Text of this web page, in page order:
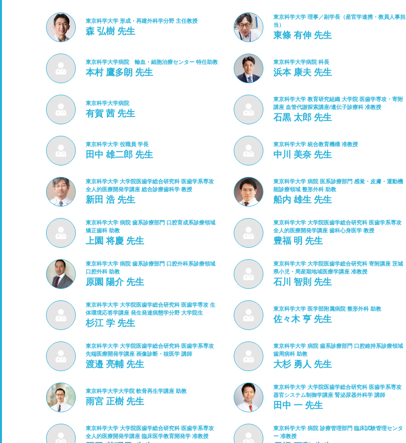
東京科学大学 形成・再建外科学分野 主任教授
森 弘樹 先生
東京科学大学 理事／副学長（産官学連携・教員人事担
当）
東條 有伸 先生
東京科学大学病院 輸血・細胞治療センター 特任助教
本村 鷹多朗 先生
東京科学大学病院 科長
浜本 康夫 先生
東京科学大学病院
有賀 茜 先生
東京科学大学 教育研究組織 大学院 医歯学専攻・寄附
講座 血管代謝探索講座/遺伝子診療科 准教授
石黒 太郎 先生
東京科学大学 役職員 学長
田中 雄二郎 先生
東京科学大学 統合教育機構 准教授
中川 美奈 先生
東京科学大学 大学院医歯学総合研究科 医歯学系専攻
全人的医療開発学講座 総合診療歯科学 教授
新田 浩 先生
東京科学大学 病院 医系診療部門 感覚・皮膚・運動機
能診療領域 整形外科 助教
船内 雄生 先生
東京科学大学 病院 歯系診療部門 口腔育成系診療領域
矯正歯科 助教
上園 将慶 先生
東京科学大学 大学院医歯学総合研究科 医歯学系専攻
全人的医療開発学講座 歯科心身医学 教授
豊福 明 先生
東京科学大学 病院 歯系診療部門 口腔外科系診療領域
口腔外科 助教
原園 陽介 先生
東京科学大学 大学院医歯学総合研究科 寄附講座 茨城
県小児・周産期地域医療学講座 准教授
石川 智則 先生
東京科学大学 大学院医歯学総合研究科 医歯学専攻 生
体環境応答学講座 発生発達病態学分野 大学院生
杉江 学 先生
東京科学大学 医学部附属病院 整形外科 助教
佐々木 亨 先生
東京科学大学 大学院医歯学総合研究科 医歯学系専攻
先端医療開発学講座 画像診断・核医学 講師
渡邉 亮輔 先生
東京科学大学 病院 歯系診療部門 口腔維持系診療領域
歯周病科 助教
大杉 勇人 先生
東京科学大学大学院 軟骨再生学講座 助教
雨宮 正樹 先生
東京科学大学 大学院医歯学総合研究科 医歯学系専攻
器官システム制御学講座 腎泌尿器外科学 講師
田中 一 先生
東京科学大学 大学院医歯学総合研究科 医歯学系専攻
全人的医療開発学講座 臨床医学教育開発学 准教授
東京科学大学 病院 診療管理部門 臨床試験管理センタ
ー 准教授